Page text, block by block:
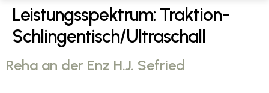
Leistungsspektrum: Traktion-
Schlingentisch/Ultraschall
Reha an der Enz H.J. Sefried